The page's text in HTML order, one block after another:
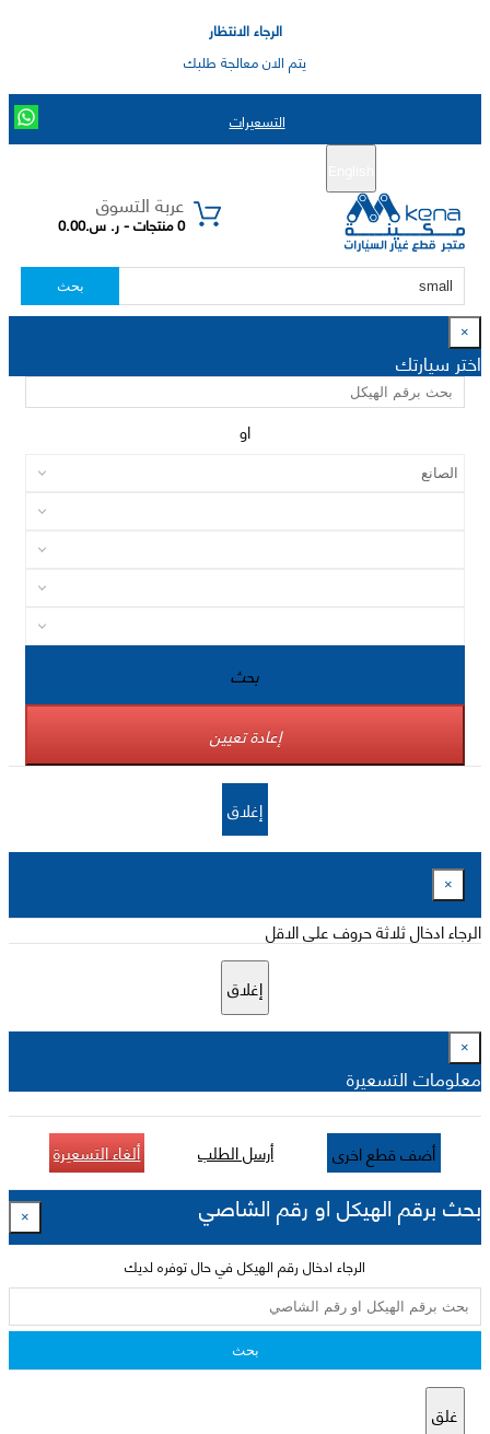
الرجاء الانتظار
يتم الان معالجة طلبك
التسعيرات
عربة التسوق
0 منتجات - ر. س.0.00
بحث
×
اختر سيارتك
او
بحث
إعادة تعيين
إغلاق
×
الرجاء ادخال ثلاثة حروف على الاقل
إغلاق
×
معلومات التسعيرة
أضف قطع اخرى أرسل الطلب ألغاء التسعيرة
بحث برقم الهيكل او رقم الشاصي ×
الرجاء ادخال رقم الهيكل في حال توفره لديك
بحث
غلق